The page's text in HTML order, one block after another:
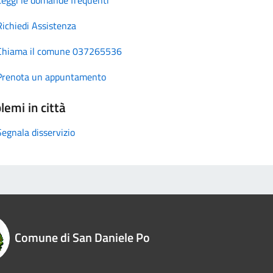
Assistenza
il comune 037265536
un appuntamento
in città
disservizio
Comune di San Daniele Po